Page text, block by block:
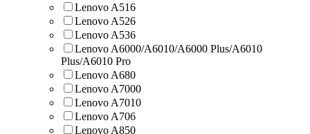
Lenovo A516
Lenovo A526
Lenovo A536
Lenovo A6000/A6010/A6000 Plus/A6010
Plus/A6010 Pro
Lenovo A680
Lenovo A7000
Lenovo A7010
Lenovo A706
Lenovo A850